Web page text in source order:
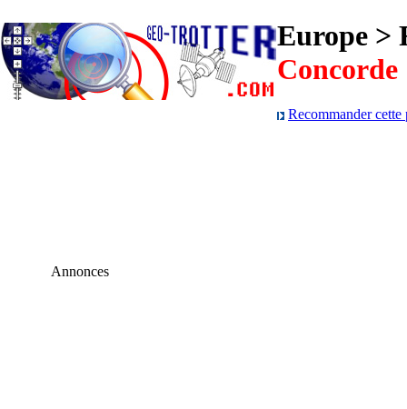
Europe >
Concorde
Recommander cette
Annonces